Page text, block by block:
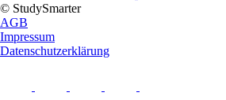
© StudySmarter
AGB
Impressum
Datenschutzerklärung